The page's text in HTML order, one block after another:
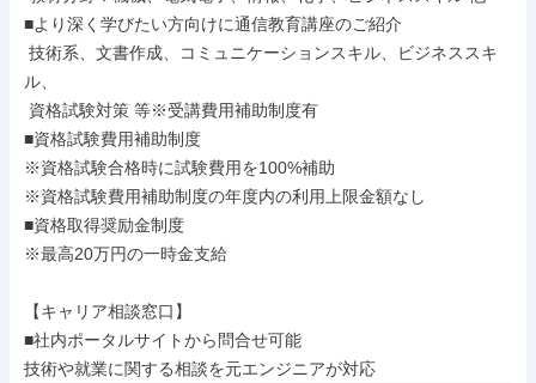
■より深く学びたい方向けに通信教育講座のご紹介
ル、
■資格試験費用補助制度
※資格試験合格時に試験費用を100%補助
※資格試験費用補助制度の年度内の利用上限金額なし
■資格取得奨励金制度
※最高20万円の一時金支給
【キャリア相談窓口】
■社内ポータルサイトから問合せ可能
技術や就業に関する相談を元エンジニアが対応